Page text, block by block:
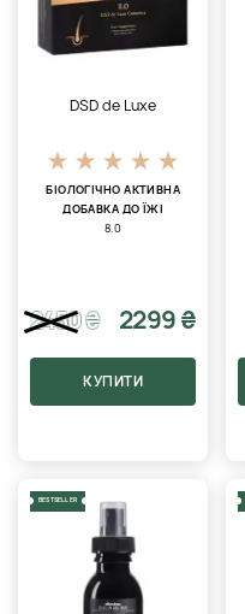
DSD de Luxe
БІОЛОГІЧНО АКТИВНА
ДОБАВКА ДО ЇЖІ
8.0
2450₴ 2299 ₴
КУПИТИ
BESTSELLER